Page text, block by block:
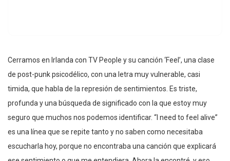
Cerramos en Irlanda con TV People y su canción ‘Feel’, una clase
de post-punk psicodélico, con una letra muy vulnerable, casi
timida, que habla de la represión de sentimientos. Es triste,
profunda y una búsqueda de significado con la que estoy muy
seguro que muchos nos podemos identificar. “I need to feel alive”
es una línea que se repite tanto y no saben como necesitaba
escucharla hoy, porque no encontraba una canción que explicará